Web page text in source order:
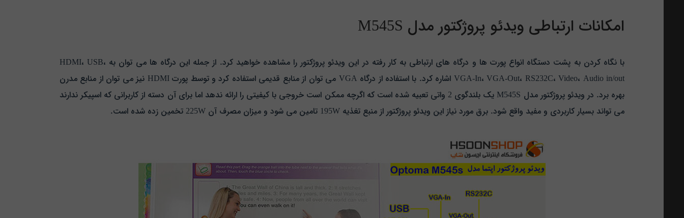
امکانات ارتباطی ویدئو پروژکتور مدل M545S
با نگاه کردن به پشت دستگاه انواع پورت ها و درگاه های ارتباطی به کار رفته در این ویدئو پروژکتور را مشاهده خواهید کرد. از جمله این درگاه ها می توان به HDMI، USB،
VGA-In، VGA-Out، RS232C، Video، Audio in/out اشاره کرد. با استفاده از درگاه VGA می توان از منابع قدیمی استفاده کرد و توسط پورت HDMI نیز می توان از منابع مدرن
بهره برد. در ویدئو پروژکتور مدل M545S یک بلندگوی 2 واتی تعبیه شده است که اگرچه ممکن است خروجی با کیفیتی را ارائه ندهد اما برای آن دسته از کاربرانی که اسپیکر ندارند
می تواند بسیار کاربردی و مفید واقع شود. برق مورد نیاز این ویدئو پروژکتور از منبع تغذیه 195W تامین می شود و میزان مصرف آن 225W تخمین زده شده است.